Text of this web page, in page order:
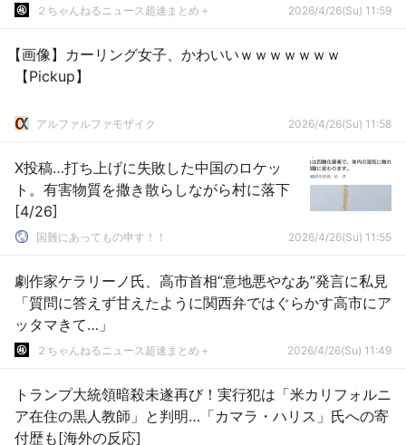
２ちゃんねるニュース超速まとめ＋ 2026/4/26(Su) 11:59
【画像】カーリング女子、かわいいｗｗｗｗｗｗｗ
【Pickup】
アルファルファモザイク 2026/4/26(Su) 11:58
X投稿…打ち上げに失敗した中国のロケッ
ト。有害物質を撒き散らしながら村に落下
[4/26]
国難にあってもの申す！！ 2026/4/26(Su) 11:55
劇作家ケラリーノ氏、高市首相“意地悪やなあ”発言に私見
「質問に答えず甘えたように関西弁ではぐらかす高市にア
ッタマきて…」
２ちゃんねるニュース超速まとめ＋ 2026/4/26(Su) 11:49
トランプ大統領暗殺未遂再び！実行犯は「米カリフォルニ
ア在住の黒人教師」と判明…「カマラ・ハリス」氏への寄
付歴も[海外の反応]